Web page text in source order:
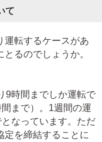
て
運転するケースがあ
るのでしょうか。
9時間までしか運転で
まで）。1週間の運
なっています。ただ
定を締結することに